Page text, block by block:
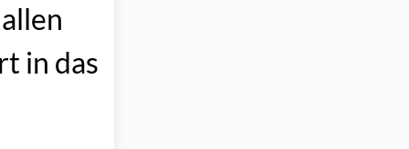
in das